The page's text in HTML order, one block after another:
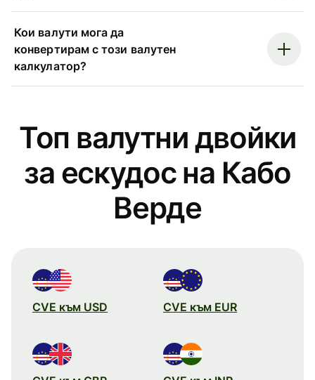
Кои валути мога да
конвертирам с този валутен
калкулатор?
Топ валутни двойки
за ескудос на Кабо
Верде
CVE към USD CVE към EUR